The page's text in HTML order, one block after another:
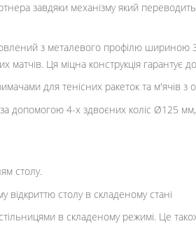
завдяки механізму який
з металевого профілю шириною
матчів. Ця міцна конструкція гарантує
для тенісних ракеток та м'ячів з
допомогою 4-х здвоєних коліс Ø125
столу.
відкриттю столу в складеному стані
в складеному режимі. Це